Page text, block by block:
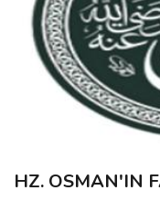
HZ. OSMAN'IN